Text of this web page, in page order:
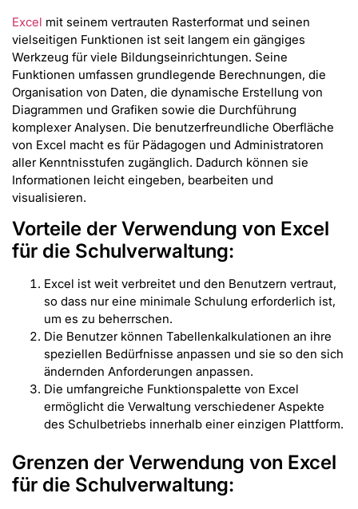
Excel mit seinem vertrauten Rasterformat und seinen
vielseitigen Funktionen ist seit langem ein gängiges
Werkzeug für viele Bildungseinrichtungen. Seine
Funktionen umfassen grundlegende Berechnungen, die
Organisation von Daten, die dynamische Erstellung von
Diagrammen und Grafiken sowie die Durchführung
komplexer Analysen. Die benutzerfreundliche Oberfläche
von Excel macht es für Pädagogen und Administratoren
aller Kenntnisstufen zugänglich. Dadurch können sie
Informationen leicht eingeben, bearbeiten und
visualisieren.
Vorteile der Verwendung von Excel
für die Schulverwaltung:
Excel ist weit verbreitet und den Benutzern vertraut,
so dass nur eine minimale Schulung erforderlich ist,
um es zu beherrschen.
Die Benutzer können Tabellenkalkulationen an ihre
speziellen Bedürfnisse anpassen und sie so den sich
ändernden Anforderungen anpassen.
Die umfangreiche Funktionspalette von Excel
ermöglicht die Verwaltung verschiedener Aspekte
des Schulbetriebs innerhalb einer einzigen Plattform.
Grenzen der Verwendung von Excel
für die Schulverwaltung: